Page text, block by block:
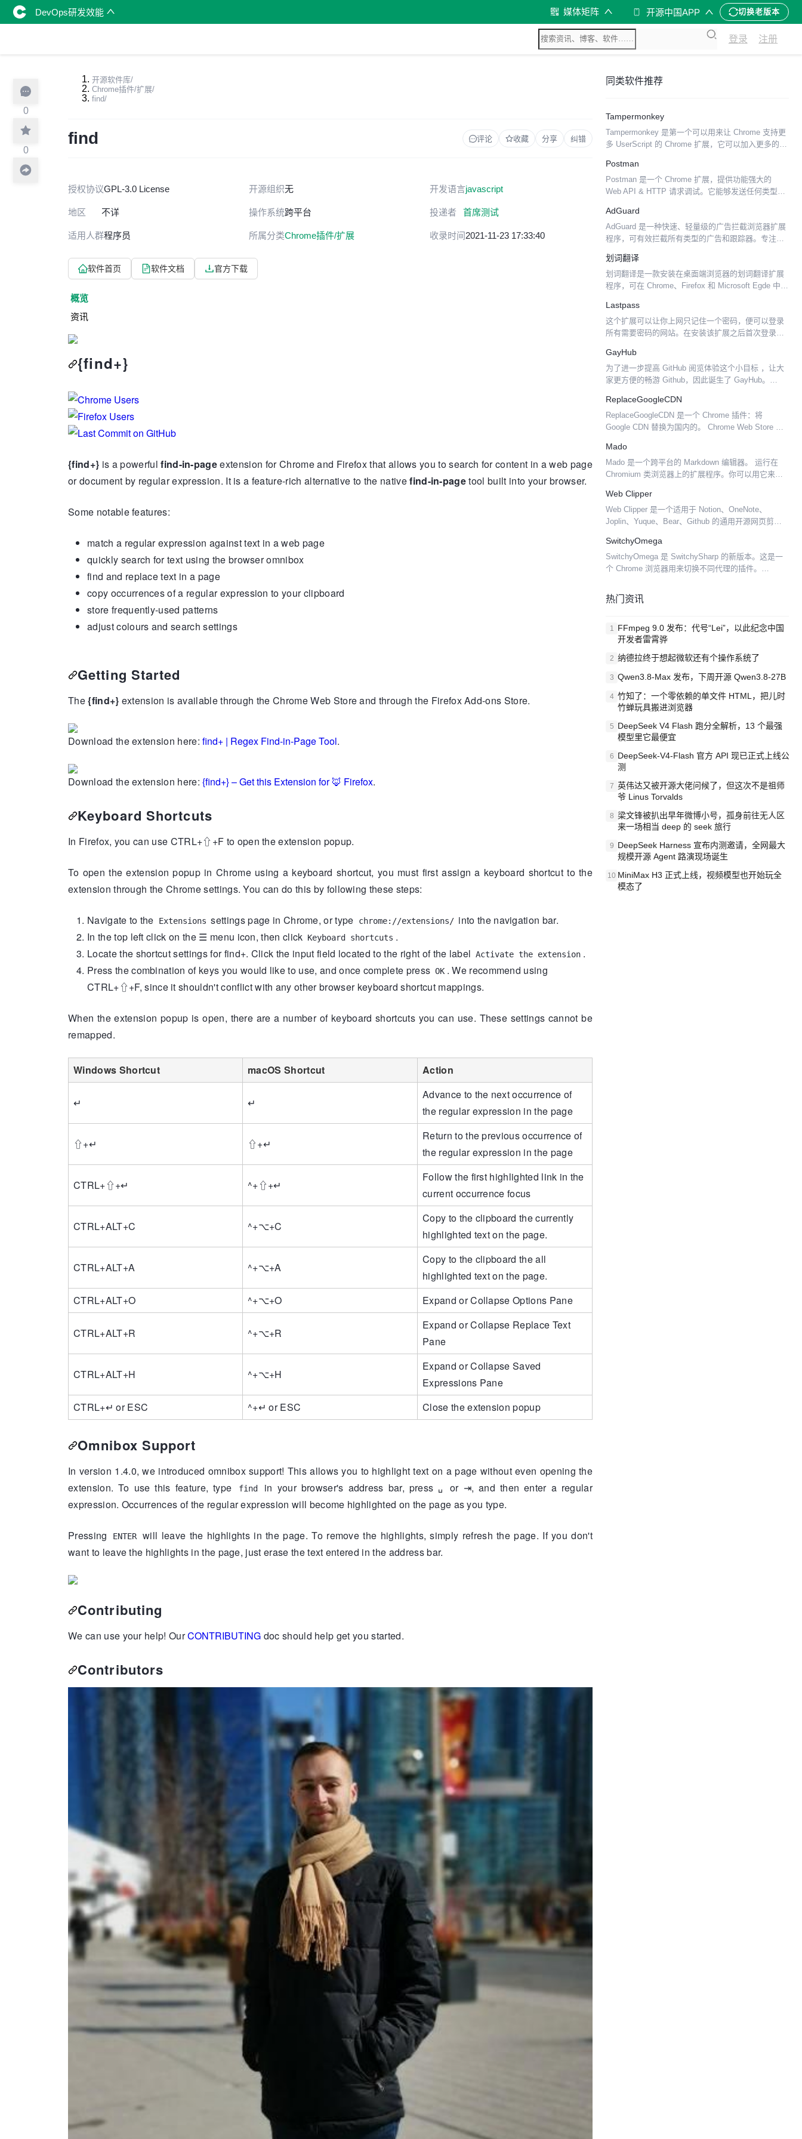
DevOps研发效能 媒体矩阵 开源中国APP 切换老版本
登录 注册
0
0
开源软件库/
Chrome插件/扩展/
find/
find 评论 收藏 分享 纠错
授权协议GPL-3.0 License 开源组织无 开发语言javascript
地区 不详 操作系统跨平台 投递者 首席测试
适用人群程序员 所属分类Chrome插件/扩展 收录时间2021-11-23 17:33:40
软件首页 软件文档 官方下载
概览
资讯
{find+}
{find+} is a powerfulfind-in-pageextension for Chrome and Firefox that allows you to search for content in a web page
or document by regular expression. It is a feature-rich alternative to the nativefind-in-pagetool built into your browser.
Some notable features:
match a regular expression against text in a web page
quickly search for text using the browser omnibox
find and replace text in a page
copy occurrences of a regular expression to your clipboard
store frequently-used patterns
adjust colours and search settings
Getting Started
The{find+} extension is available through the Chrome Web Store and through the Firefox Add-ons Store.
Download the extension here:find+ | Regex Find-in-Page Tool.
Download the extension here:{find+} – Get this Extension for🦊 Firefox.
Keyboard Shortcuts
In Firefox, you can use CTRL+⇧+F to open the extension popup.
To open the extension popup in Chrome using a keyboard shortcut, you must first assign a keyboard shortcut to the
extension through the Chrome settings. You can do this by following these steps:
Navigate to the Extensions settings page in Chrome, or type chrome://extensions/ into the navigation bar.
In the top left click on the ☰ menu icon, then click Keyboard shortcuts .
Locate the shortcut settings for find+. Click the input field located to the right of the label Activate the extension .
Press the combination of keys you would like to use, and once complete press OK . We recommend using
CTRL+⇧+F, since it shouldn't conflict with any other browser keyboard shortcut mappings.
When the extension popup is open, there are a number of keyboard shortcuts you can use. These settings cannot be
remapped.
Windows Shortcut macOS Shortcut Action
↵ ↵
Advance to the next occurrence of
the regular expression in the page
⇧+↵ ⇧+↵
Return to the previous occurrence of
the regular expression in the page
CTRL+⇧+↵ ^+⇧+↵
Follow the first highlighted link in the
current occurrence focus
CTRL+ALT+C ^+⌥+C
Copy to the clipboard the currently
highlighted text on the page.
CTRL+ALT+A ^+⌥+A
Copy to the clipboard the all
highlighted text on the page.
CTRL+ALT+O ^+⌥+O Expand or Collapse Options Pane
CTRL+ALT+R ^+⌥+R
Expand or Collapse Replace Text
Pane
CTRL+ALT+H ^+⌥+H
Expand or Collapse Saved
Expressions Pane
CTRL+↵ orESC ^+↵ orESC Close the extension popup
Omnibox Support
In version 1.4.0, we introduced omnibox support! This allows you to highlight text on a page without even opening the
extension. To use this feature, type
find in your browser's address bar, press ␣ or ⇥, and then enter a regular
expression. Occurrences of the regular expression will become highlighted on the page as you type.
Pressing ENTER
will leave the highlights in the page. To remove the highlights, simply refresh the page. If you don't
want to leave the highlights in the page, just erase the text entered in the address bar.
Contributing
We can use your help! OurCONTRIBUTING doc should help get you started.
Contributors
同类软件推荐
Tampermonkey
Tampermonkey 是第一个可以用来让 Chrome 支持更
多 UserScript 的 Chrome 扩展，它可以加入更多的
GM_registe...
Postman
Postman 是一个 Chrome 扩展，提供功能强大的
Web API & HTTP 请求调试。它能够发送任何类型的
数量的...
AdGuard
AdGuard 是一种快速、轻量级的广告拦截浏览器扩展
程序，可有效拦截所有类型的广告和跟踪器。专注于
以防止网站构建您的影子配置文件。 AdGuard 不会...
划词翻译
划词翻译是一款安装在桌面端浏览器的划词翻译扩展
程序，可在 Chrome、Firefox 和 Microsoft Egde 中使
流翻译源。 当用户在...
Lastpass
这个扩展可以让你上网只记住一个密码，便可以登录
所有需要密码的网站。在安装该扩展之后首次登录需
次就不需要输入了。虽然会记录你的密码，但这个扩
展一定是安全的，...
GayHub
为了进一步提高 GitHub 阅览体验这个小目标 ，让大
家更方便的畅游 Github，因此诞生了 GayHub。
化了 GitHu...
ReplaceGoogleCDN
ReplaceGoogleCDN 是一个 Chrome 插件：将
Google CDN 替换为国内的。 Chrome Web Store 安
Mado
Mado 是一个跨平台的 Markdown 编辑器。 运行在
Chromium 类浏览器上的扩展程序。你可以用它来记
有 markdown 语法查...
Web Clipper
Web Clipper 是一个适用于 Notion、OneNote、
Joplin、Yuque、Bear、Github 的通用开源网页剪藏
SwitchyOmega
SwitchyOmega 是 SwitchySharp 的新版本。这是一
个 Chrome 浏览器用来切换不同代理的插件。
SwitchySharp ...
热门资讯
1 FFmpeg 9.0 发布：代号“Lei”，以此纪念中国
开发者雷霄骅
2 纳德拉终于想起微软还有个操作系统了
3 Qwen3.8-Max 发布，下周开源 Qwen3.8-27B
4 竹知了：一个零依赖的单文件 HTML，把儿时
竹蝉玩具搬进浏览器
5 DeepSeek V4 Flash 跑分全解析，13 个最强
模型里它最便宜
6 DeepSeek-V4-Flash 官方 API 现已正式上线公
测
7 英伟达又被开源大佬问候了，但这次不是祖师
爷 Linus Torvalds
8 梁文锋被扒出早年微博小号，孤身前往无人区
来一场相当 deep 的 seek 旅行
9 DeepSeek Harness 宣布内测邀请，全网最大
规模开源 Agent 路演现场诞生
10 MiniMax H3 正式上线，视频模型也开始玩全
模态了